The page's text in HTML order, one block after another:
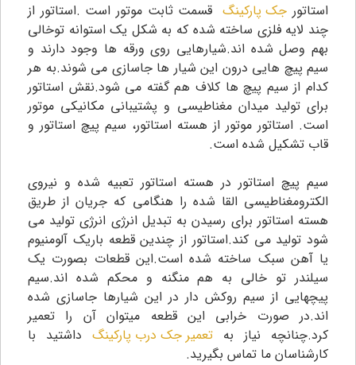
استاتور جک پارکینگقسمت ثابت موتور است .استاتور از
چند لایه فلزی ساخته شده که به شکل یک استوانه توخالی
بهم وصل شده اند.شیارهایی روی ورقه ها وجود دارند و
سیم پیچ هایی درون این شیار ها جاسازی می شوند.به هر
کدام از سیم پیچ ها کلاف هم گفته می شود.نقش استاتور
برای تولید میدان مغناطیسی و پشتیبانی مکانیکی موتور
است. استاتور موتور از هسته استاتور، سیم پیچ استاتور و
قاب تشکیل شده است.
سیم پیچ استاتور در هسته استاتور تعبیه شده و نیروی
الکترومغناطیسی القا شده را هنگامی که جریان از طریق
هسته استاتور برای رسیدن به تبدیل انرژی انرژی تولید می
شود تولید می کند.استاتور از چندین قطعه باریک آلومنیوم
یا آهن سبک ساخته شده است.این قطعات بصورت یک
سیلندر تو خالی به هم منگنه و محکم شده اند.سیم
پیچهایی از سیم روکش دار در این شیارها جاسازی شده
اند.در صورت خرابی این قطعه میتوان آن را تعمیر
کرد.چنانچه نیاز به تعمیر جک درب پارکینگ داشتید با
کارشناسان ما تماس بگیرید.